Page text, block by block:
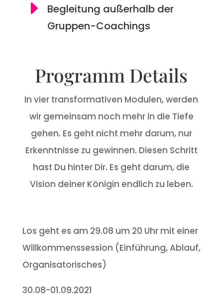
E
Begleitung außerhalb der
Gruppen-Coachings
Programm Details
In vier transformativen Modulen, werden
wir gemeinsam noch mehr in die Tiefe
gehen. Es geht nicht mehr darum, nur
Erkenntnisse zu gewinnen. Diesen Schritt
hast Du hinter Dir. Es geht darum, die
Vision deiner Königin endlich zu leben.
Los geht es am 29.08 um 20 Uhr mit einer
Willkommenssession (Einführung, Ablauf,
Organisatorisches)
30.08-01.09.2021